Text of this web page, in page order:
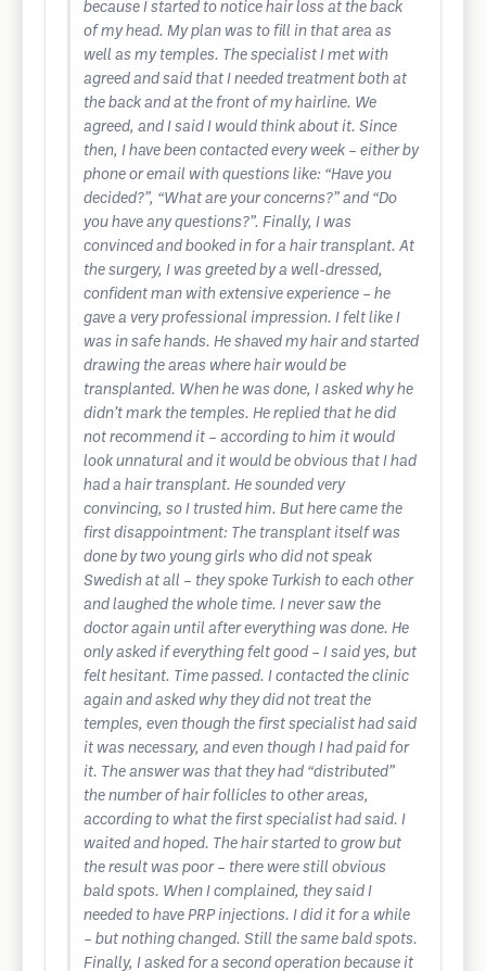
because I started to notice hair loss at the back
of my head. My plan was to fill in that area as
well as my temples. The specialist I met with
agreed and said that I needed treatment both at
the back and at the front of my hairline. We
agreed, and I said I would think about it. Since
then, I have been contacted every week – either by
phone or email with questions like: “Have you
decided?”, “What are your concerns?” and “Do
you have any questions?”. Finally, I was
convinced and booked in for a hair transplant. At
the surgery, I was greeted by a well-dressed,
confident man with extensive experience – he
gave a very professional impression. I felt like I
was in safe hands. He shaved my hair and started
drawing the areas where hair would be
transplanted. When he was done, I asked why he
didn’t mark the temples. He replied that he did
not recommend it – according to him it would
look unnatural and it would be obvious that I had
had a hair transplant. He sounded very
convincing, so I trusted him. But here came the
first disappointment: The transplant itself was
done by two young girls who did not speak
Swedish at all – they spoke Turkish to each other
and laughed the whole time. I never saw the
doctor again until after everything was done. He
only asked if everything felt good – I said yes, but
felt hesitant. Time passed. I contacted the clinic
again and asked why they did not treat the
temples, even though the first specialist had said
it was necessary, and even though I had paid for
it. The answer was that they had “distributed”
the number of hair follicles to other areas,
according to what the first specialist had said. I
waited and hoped. The hair started to grow but
the result was poor – there were still obvious
bald spots. When I complained, they said I
needed to have PRP injections. I did it for a while
– but nothing changed. Still the same bald spots.
Finally, I asked for a second operation because it